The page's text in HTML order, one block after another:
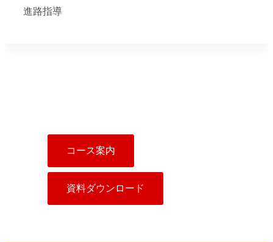
進路指導
コース案内
資料ダウンロード